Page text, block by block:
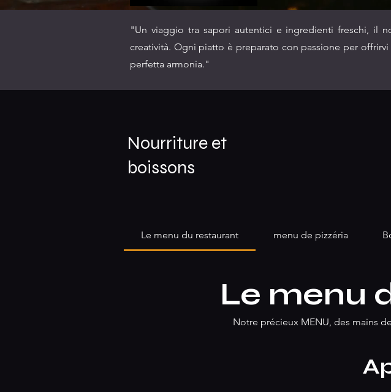
"Un viaggio tra sapori autentici e ingredienti freschi, il
creatività. Ogni piatto è preparato con passione per
perfetta armonia."
Nourriture et
boissons
Le menu du restaurant menu de pizzéria
Le menu
Notre précieux MENU, des mains